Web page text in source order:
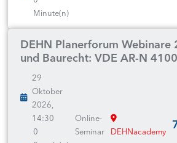
Minute(n)
DEHN Planerforum Webinare
und Baurecht: VDE AR-N 4100
29
Oktober
2026,
14:30
0
Online-
Seminar
DEHNacademy